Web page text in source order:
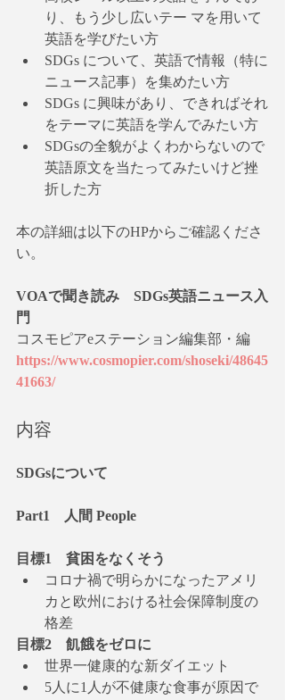
り、もう少し広いテー マを用いて
英語を学びたい方
SDGs について、英語で情報（特に
ニュース記事）を集めたい方
SDGs に興味があり、できればそれ
をテーマに英語を学んでみたい方
SDGsの全貌がよくわからないので
英語原文を当たってみたいけど挫
折した方
本の詳細は以下のHPからご確認くださ
い。
VOAで聞き読み　SDGs英語ニュース入
門
コスモピアeステーション編集部・編
https://www.cosmopier.com/shoseki/48645
41663/
内容
SDGsについて
Part1　人間 People
目標1　貧困をなくそう
コロナ禍で明らかになったアメリ
カと欧州における社会保障制度の
格差
目標2　飢餓をゼロに
世界一健康的な新ダイエット
5人に1人が不健康な食事が原因で